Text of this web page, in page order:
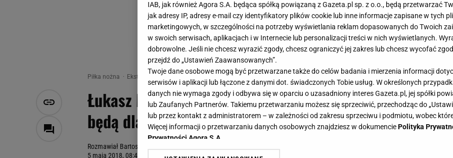
Piłka nożna Ekstraklasa Piłka nożna Łukasz Masłowski dla Sport.pl: Polscy piłkarze zawsze będą dla nas
Łukasz Masłowski dla Sport.pl: Polscy piłkarze zawsze
będą dla nas priorytetem
Rozmawiał Bartosz Rzemiński
5 maja 2018, 08:46
IAB, jak również Agora S.A. będąca spółką powiązaną z Gazeta.pl sp. z o.o., będą przetwarzać
jak adresy IP, adresy e-mail czy identyfikatory plików cookie lub inne informacje zapisane w tych
marketingowych, w szczególności na potrzeby wyświetlania reklam dopasowanych do Twoich
w swoich serwisach, aplikacjach i w Internecie lub personalizacji treści w nich wyświetlanych.
dobrowolne. Jeśli nie chcesz wyrazić zgody, chcesz ograniczyć jej zakres lub chcesz wycofać
przejdź do „Ustawień Zaawansowanych”.
Twoje dane osobowe mogą być przetwarzane także do celów badania i mierzenia informacji
serwisów i aplikacji lub łączone z danymi dot. świadczonych Tobie usług. W określonych
danych nie wymaga zgody i odbywa się w oparciu o uzasadniony interes Gazeta.pl, jej spółki
lub Zaufanych Partnerów. Takiemu przetwarzaniu możesz się sprzeciwić, przechodząc do
lub przez kontakt z administratorem – w zależności od zakresu sprzeciwu i podmiotu, wobec
Więcej informacji o przetwarzaniu danych osobowych znajdziesz w dokumenciePolityka
Prywatności Agora S.A.